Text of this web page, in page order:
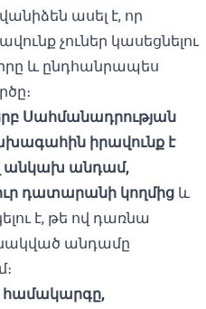
ասել է, որ
չուներ կասեցնելու
և ընդհանրապես
Սահմանադրության
իրավունք է
անկախ անդամ,
դատարանի կողմից և
է, թե ով դառնա
անդամը